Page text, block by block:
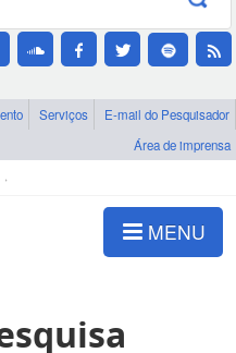
Serviços
E-mail do Pesquisador
Área de imprensa
MENU